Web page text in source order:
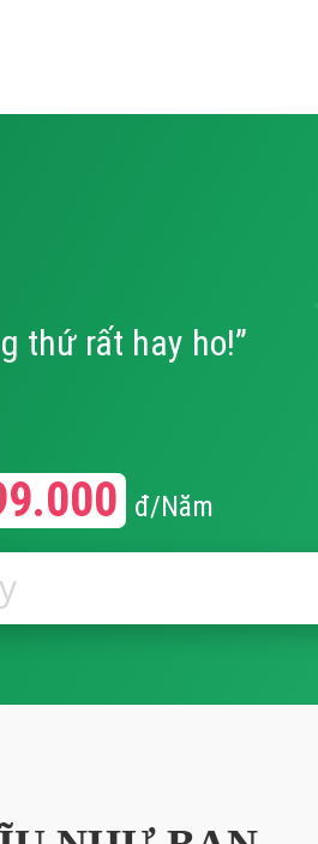
thứ rất hay ho!”
đ/Năm